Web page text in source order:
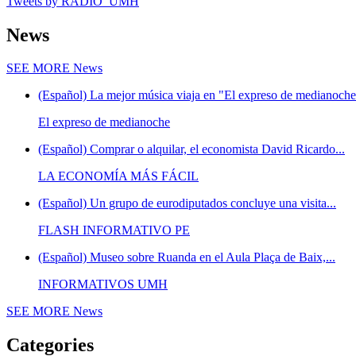
News
SEE MORE News
(Español) La mejor música viaja en "El expreso de
El expreso de medianoche
(Español) Comprar o alquilar, el economista David Ricardo...
LA ECONOMÍA MÁS FÁCIL
(Español) Un grupo de eurodiputados concluye una visita...
FLASH INFORMATIVO PE
(Español) Museo sobre Ruanda en el Aula Plaça de Baix,...
INFORMATIVOS UMH
SEE MORE News
Categories